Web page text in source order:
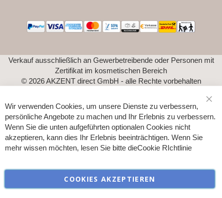
Verkauf ausschließlich an Gewerbetreibende oder Personen mit
Zertifikat im kosmetischen Bereich
© 2026 AKZENT direct GmbH - alle Rechte vorbehalten
Wir verwenden Cookies, um unsere Dienste zu verbessern,
persönliche Angebote zu machen und Ihr Erlebnis zu verbessern.
Wenn Sie die unten aufgeführten optionalen Cookies nicht
akzeptieren, kann dies Ihr Erlebnis beeinträchtigen. Wenn Sie
mehr wissen möchten, lesen Sie bitte dieCookie RIchtlinie
COOKIES AKZEPTIEREN